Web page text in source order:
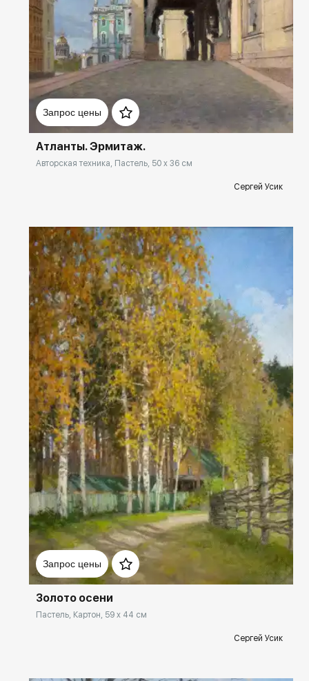
Запрос цены
Домен: rakovgallery.ru
Атланты. Эрмитаж.
Авторская техника, Пастель, 50 x 36 см
Сергей Усик
Запрос цены
Домен: rakovgallery.ru
Золото осени
Пастель, Картон, 59 x 44 см
Сергей Усик